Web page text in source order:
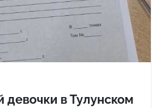
девочки в Тулунском